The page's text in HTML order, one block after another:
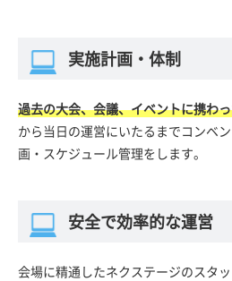
実施計画・体制
過去の大会、会議、イベントに携わ
から当日の運営にいたるまでコンベ
画・スケジュール管理をします。
安全で効率的な運営
会場に精通したネクステージのスタッ